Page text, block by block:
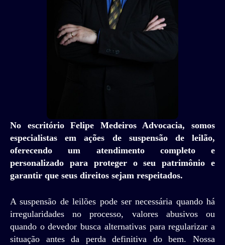
No escritório Felipe Medeiros Advocacia, somos
especialistas em ações de suspensão de leilão,
oferecendo um atendimento completo e
personalizado para proteger o seu patrimônio e
garantir que seus direitos sejam respeitados.
A suspensão de leilões pode ser necessária quando há
irregularidades no processo, valores abusivos ou
quando o devedor busca alternativas para regularizar a
situação antes da perda definitiva do bem. Nossa